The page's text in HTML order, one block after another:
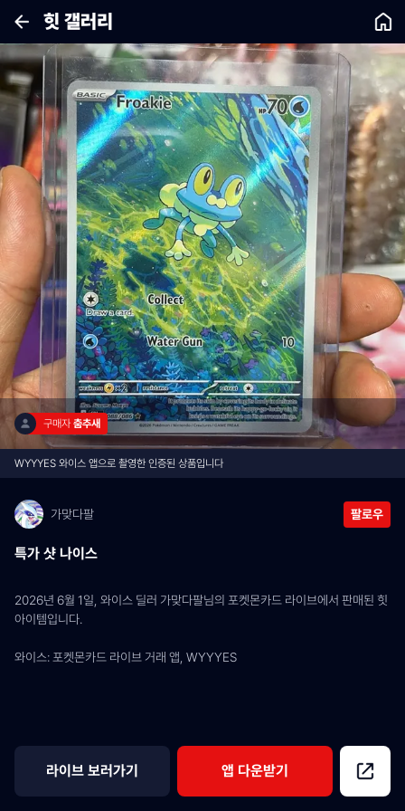
힛 갤러리
구매자 춤추새
WYYYES 와이스 앱으로 촬영한 인증된 상품입니다
가맞다팔 팔로우
특가 샷 나이스
2026년 6월 1일, 와이스 딜러 가맞다팔님의 포켓몬카드 라이브에서 판매된 힛
아이템입니다.
와이스: 포켓몬카드 라이브 거래 앱, WYYYES
라이브 보러가기 앱 다운받기